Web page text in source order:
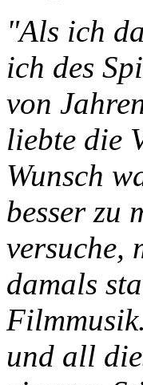
"Als ich
ich des
von
liebte die
Wunsch
besser zu
versuche,
damals
und all